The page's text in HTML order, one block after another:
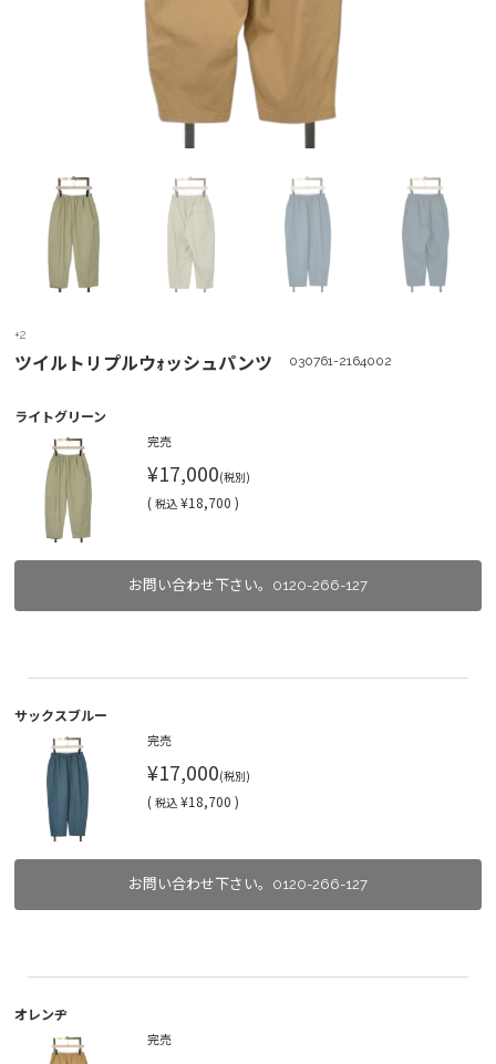
+2
ツイルトリプルウｫッシュパンツ 030761-2164002
ライトグリーン
完売
¥17,000(税別)
( 税込 ¥18,700 )
お問い合わせ下さい。0120-266-127
サックスブルー
完売
¥17,000(税別)
( 税込 ¥18,700 )
お問い合わせ下さい。0120-266-127
オレンヂ
完売